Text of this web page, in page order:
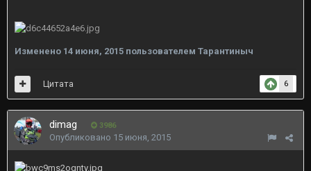
Изменено 14 июня, 2015 пользователем Тарантиныч
6
Цитата
dimag 3986
Опубликовано 15 июня, 2015